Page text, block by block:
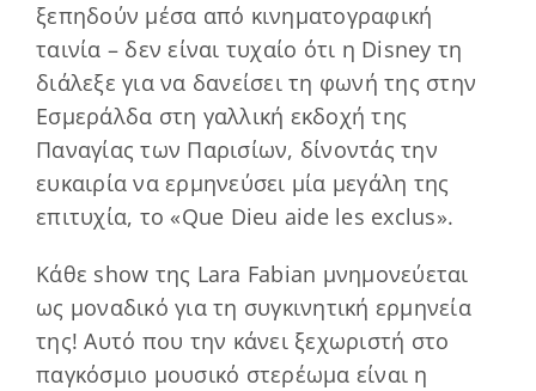
ξεπηδούν μέσα από κινηματογραφική
ταινία – δεν είναι τυχαίο ότι η Disney τη
διάλεξε για να δανείσει τη φωνή της στην
Εσμεράλδα στη γαλλική εκδοχή της
Παναγίας των Παρισίων, δίνοντάς την
ευκαιρία να ερμηνεύσει μία μεγάλη της
επιτυχία, το «Que Dieu aide les exclus».
Κάθε show της Lara Fabian μνημονεύεται
ως μοναδικό για τη συγκινητική ερμηνεία
της! Αυτό που την κάνει ξεχωριστή στο
παγκόσμιο μουσικό στερέωμα είναι η